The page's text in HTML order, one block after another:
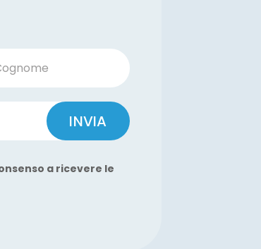
INVIA
a ricevere le